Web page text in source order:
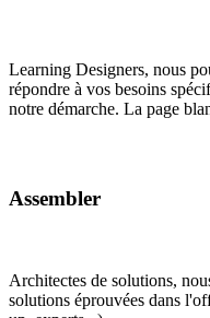
Learning Designers, nous
répondre à vos besoins
notre démarche. La page
Assembler
Architectes de solutions,
solutions éprouvées dans